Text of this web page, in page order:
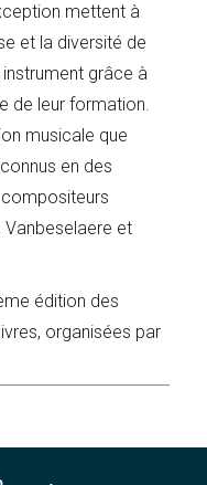
mettent à
et la diversité de
grâce à
de leur formation.
musicale que
en des
Vanbeselaere et
édition des
organisées par